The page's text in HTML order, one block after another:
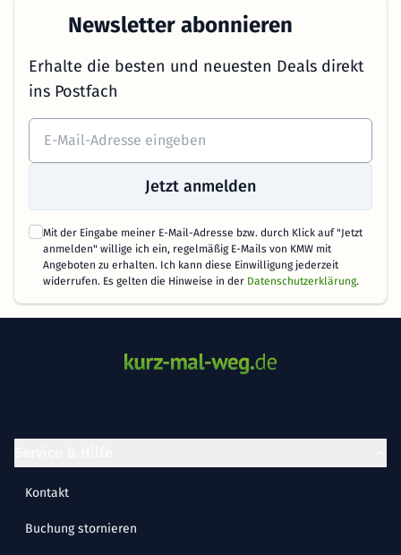
Newsletter abonnieren
Erhalte die besten und neuesten Deals direkt
ins Postfach
Jetzt anmelden
Mit der Eingabe meiner E-Mail-Adresse bzw. durch Klick auf "Jetzt
anmelden" willige ich ein, regelmäßig E-Mails von KMW mit
Angeboten zu erhalten. Ich kann diese Einwilligung jederzeit
widerrufen. Es gelten die Hinweise in der Datenschutzerklärung.
Kontakt
Buchung stornieren